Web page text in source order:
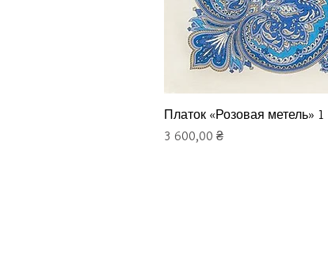
Платок «Розовая метель» 1
Цена
3 600,00 ₴